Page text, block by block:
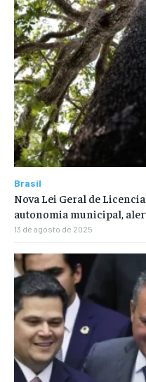
Brasil
Nova Lei Geral de
autonomia municipal,
13 de agosto de 2025